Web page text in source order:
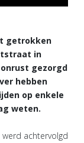
getrokken
in
gezorgd
hebben
op enkele
weten.
achtervolgd